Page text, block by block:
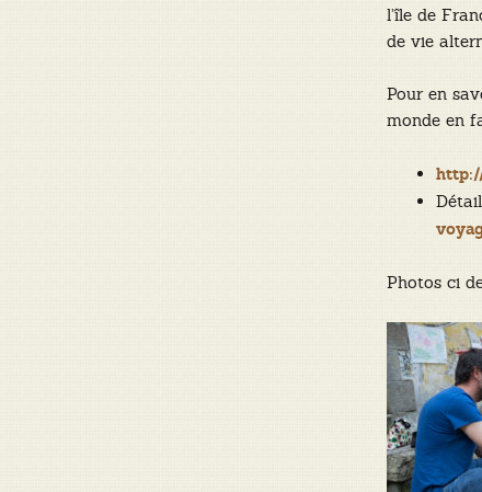
l’île de
de vie
Pour en
monde en
Photos ci